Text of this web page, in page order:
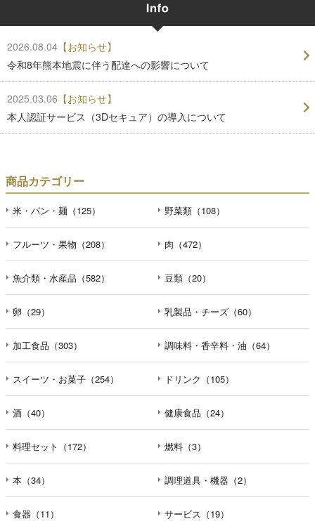
2026.08.04 【お知らせ】
令和8年熊本地震に伴う配達への影響について
2025.03.06 【お知らせ】
本人認証サービス（3Dセキュア）の導入について
商品カテゴリー
米・パン・麺（125） 野菜類（108）
フルーツ・果物（208） 肉（472）
魚介類・水産品（582） 豆類（20）
卵（29） 乳製品・チーズ（60）
加工食品（303） 調味料・香辛料・油（64）
スイーツ・お菓子（254） ドリンク（105）
酒（40） 健康食品（24）
料理セット（172） 燃料（3）
本（34） 調理道具・機器（2）
食器（11） サービス（19）